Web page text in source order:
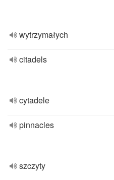
wytrzymałych
citadels
cytadele
pinnacles
szczyty